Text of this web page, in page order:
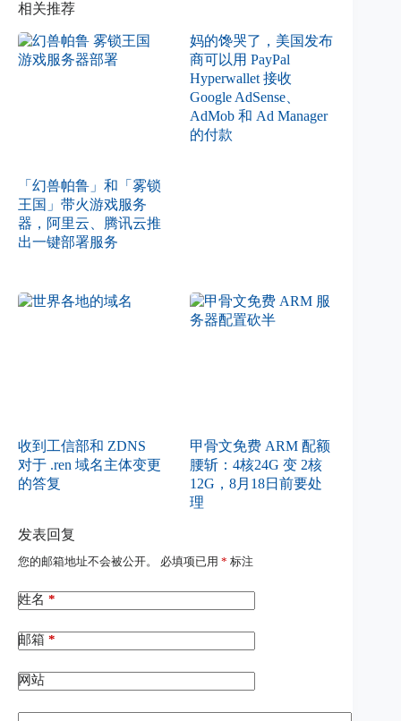
相关推荐
「幻兽帕鲁」和「雾锁
王国」带火游戏服务
器，阿里云、腾讯云推
出一键部署服务
妈的馋哭了，美国发布
商可以用 PayPal
Hyperwallet 接收
Google AdSense、
AdMob 和 Ad Manager
的付款
收到工信部和 ZDNS
对于 .ren 域名主体变更
的答复
甲骨文免费 ARM 配额
腰斩：4核24G 变 2核
12G，8月18日前要处
理
发表回复
您的邮箱地址不会被公开。 必填项已用 * 标注
姓名 *
邮箱 *
网站